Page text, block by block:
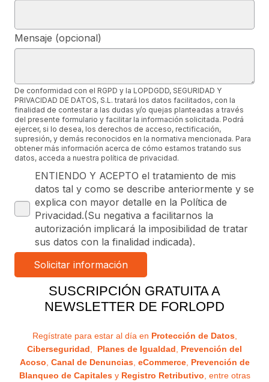
Mensaje (opcional)
De conformidad con el RGPD y la LOPDGDD, SEGURIDAD Y
PRIVACIDAD DE DATOS, S.L. tratará los datos facilitados, con la
finalidad de contestar a las dudas y/o quejas planteadas a través
del presente formulario y facilitar la información solicitada. Podrá
ejercer, si lo desea, los derechos de acceso, rectificación,
supresión, y demás reconocidos en la normativa mencionada. Para
obtener más información acerca de cómo estamos tratando sus
datos, acceda a nuestra política de privacidad.
ENTIENDO Y ACEPTO el tratamiento de mis
datos tal y como se describe anteriormente y se
explica con mayor detalle en la Política de
Privacidad.(Su negativa a facilitarnos la
autorización implicará la imposibilidad de tratar
sus datos con la finalidad indicada).
SUSCRIPCIÓN GRATUITA A
NEWSLETTER DE FORLOPD
Regístrate para estar al día en Protección de Datos,
Ciberseguridad
Planes de Igualdad
Prevención del
Acoso Canal de Denuncias, eCommerce, Prevención de
Blanqueo de Capitalesy Registro Retributivo , entre otras